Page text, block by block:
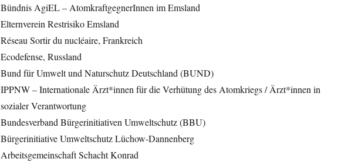
Bündnis AgiEL – AtomkraftgegnerInnen im Emsland
Elternverein Restrisiko Emsland
Réseau Sortir du nucléaire, Frankreich
Ecodefense, Russland
Bund für Umwelt und Naturschutz Deutschland (BUND)
IPPNW – Internationale Ärzt*innen für die Verhütung des Atomkriegs / Ärzt*innen in
sozialer Verantwortung
Bundesverband Bürgerinitiativen Umweltschutz (BBU)
Bürgerinitiative Umweltschutz Lüchow-Dannenberg
Arbeitsgemeinschaft Schacht Konrad